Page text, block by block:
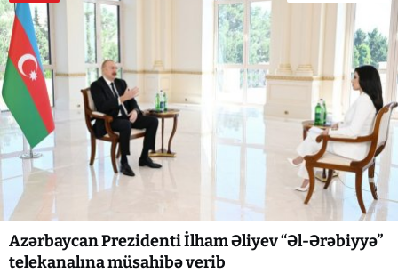
Azərbaycan Prezidenti İlham Əliyev “Əl-Ərəbiyyə”
telekanalına müsahibə verib